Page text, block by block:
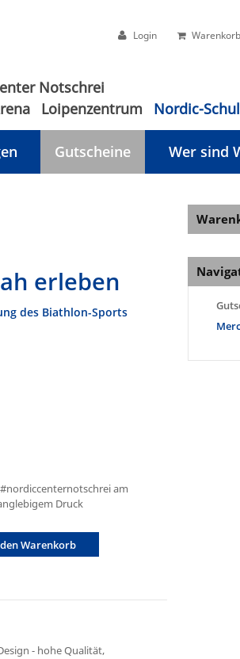
Login
Notschrei
Loipenzentrum Nordic-
Gutscheine Wer sind
erleben
des Biathlon-Sports
am
Druck
Warenkorb
- hohe Qualität,